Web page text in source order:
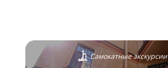
Самокатные экскурсии